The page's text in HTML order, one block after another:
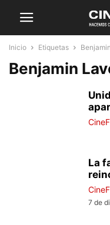
Inicio Etiquetas
Benjamin
La
7 de